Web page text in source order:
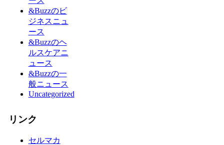
&Buzzのビ
ジネスニュ
ース
&Buzzのヘ
ルスケアニ
ュース
&Buzzの一
般ニュース
Uncategorized
リンク
セルマカ